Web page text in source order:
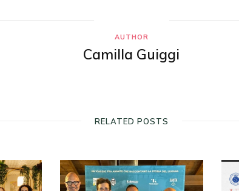
AUTHOR
Camilla Guiggi
RELATED POSTS